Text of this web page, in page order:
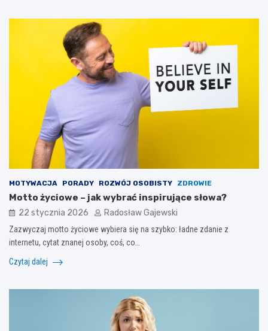
MOTYWACJA PORADY ROZWÓJ OSOBISTY ZDROWIE
Motto życiowe – jak wybrać inspirujące słowa?
22 stycznia 2026 Radosław Gajewski
Zazwyczaj motto życiowe wybiera się na szybko: ładne zdanie z
internetu, cytat znanej osoby, coś, co…
Czytaj dalej